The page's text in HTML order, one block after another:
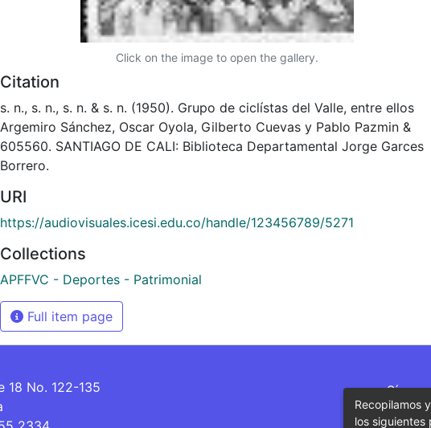
Click on the image to open the gallery.
Citation
s. n., s. n., s. n. & s. n. (1950). Grupo de ciclístas del Valle, entre ellos
Argemiro Sánchez, Oscar Oyola, Gilberto Cuevas y Pablo Pazmin &
605560. SANTIAGO DE CALI: Biblioteca Departamental Jorge Garces
Borrero.
URI
https://audiovisuales.icesi.edu.co/handle/123456789/5271
Collections
APFFVC - Deportes - Patrimonial
Full item page
18 No. 122-135
Recopilamos
los siguientes